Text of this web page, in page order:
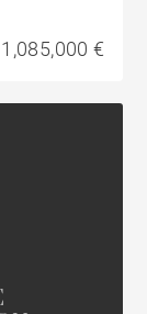
1,085,000 €